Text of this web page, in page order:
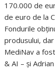
170.000 de
de euro de la
Fondurile
produsului,
MediNav a
& AI – și